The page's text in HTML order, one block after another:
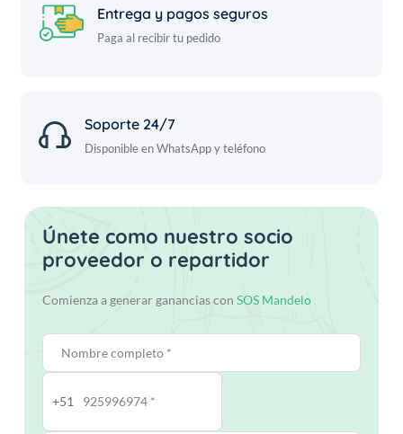
Entrega y pagos seguros
Paga al recibir tu pedido
Soporte 24/7
Disponible en WhatsApp y teléfono
Únete como nuestro socio
proveedor o repartidor
Comienza a generar ganancias con SOS Mandelo
+51